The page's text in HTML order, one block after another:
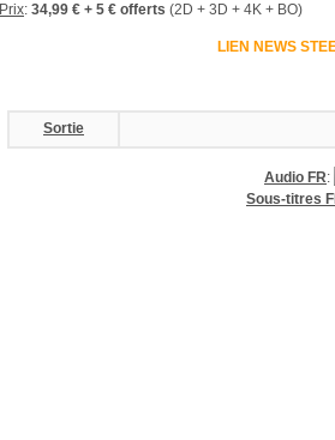
Prix: 34,99 € + 5 € offerts (2D + 3D + 4K + BO)
LIEN NEWS
Sortie
Audio FR:
Sous-titres